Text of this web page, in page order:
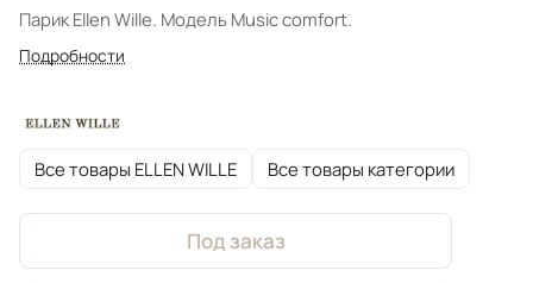
Парик Ellen Wille. Модель Music comfort.
Подробности
Все товары ELLEN WILLE Все товары категории
Под заказ